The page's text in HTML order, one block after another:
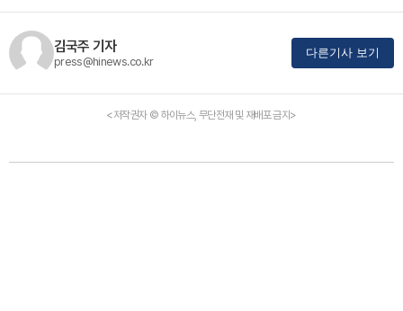
김국주 기자
press@hinews.co.kr
다른기사 보기
<저작권자 © 하이뉴스, 무단전재 및 재배포 금지>